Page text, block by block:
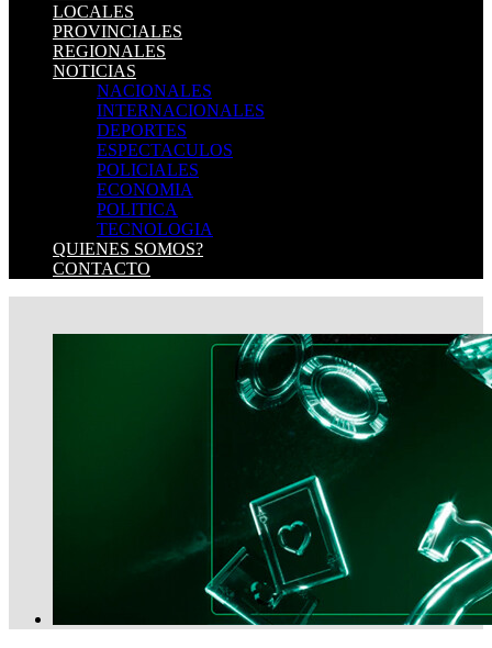
LOCALES
PROVINCIALES
REGIONALES
NOTICIAS
NACIONALES
INTERNACIONALES
DEPORTES
ESPECTACULOS
POLICIALES
ECONOMIA
POLITICA
TECNOLOGIA
QUIENES SOMOS?
CONTACTO